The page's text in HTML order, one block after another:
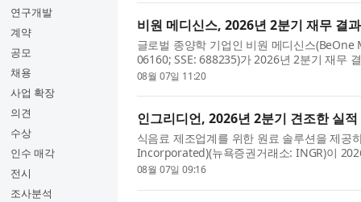
연구개발
계약
공모
채용
사업 확장
의견
수상
인수 매각
전시
조사분석
비원 메디신스, 2026년 2분기 재무 결
글로벌 종양학 기업인 비원 메디신스
06160; SSE: 688235)가 2026년 2분기 재무
동창업자 겸 회장 겸 CEO인 존 V. 오일러
08월 07일 11:20
인그리디언, 2026년 2분기 견조한 실적
식음료 제조업계를 위한 원료 솔루션을 제
Incorporated)(뉴욕증권거래소: INGR)이
장 겸 사장, 최고경영자(CEO)인 짐 잘리(Jim
08월 07일 09:16